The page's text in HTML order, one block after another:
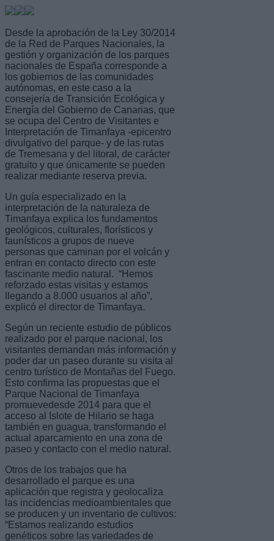
Desde la aprobación de la Ley 30/2014
de la Red de Parques Nacionales, la
gestión y organización de los parques
nacionales de España corresponde a
los gobiernos de las comunidades
autónomas, en este caso a la
consejería de Transición Ecológica y
Energía del Gobierno de Canarias, que
se ocupa del Centro de Visitantes e
Interpretación de Timanfaya -epicentro
divulgativo del parque- y de las rutas
de Tremesana y del litoral, de carácter
gratuito y que únicamente se pueden
realizar mediante reserva previa.
Un guía especializado en la
interpretación de la naturaleza de
Timanfaya explica los fundamentos
geológicos, culturales, florísticos y
faunísticos a grupos de nueve
personas que caminan por el volcán y
entran en contacto directo con este
fascinante medio natural. “Hemos
reforzado estas visitas y estamos
llegando a 8.000 usuarios al año”,
explicó el director de Timanfaya.
Según un reciente estudio de públicos
realizado por el parque nacional, los
visitantes demandan más información y
poder dar un paseo durante su visita al
centro turístico de Montañas del Fuego.
Esto confirma las propuestas que el
Parque Nacional de Timanfaya
promuevedesde 2014 para que el
acceso al Islote de Hilario se haga
también en guagua, transformando el
actual aparcamiento en una zona de
paseo y contacto con el medio natural.
Otros de los trabajos que ha
desarrollado el parque es una
aplicación que registra y geolocaliza
las incidencias medioambientales que
se producen y un inventario de cultivos:
“Estamos realizando estudios
genéticos sobre las variedades de